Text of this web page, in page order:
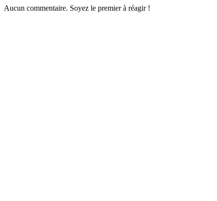
Aucun commentaire. Soyez le premier à réagir !